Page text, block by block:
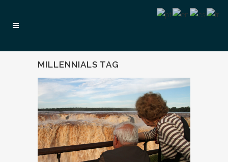
MILLENNIALS TAG